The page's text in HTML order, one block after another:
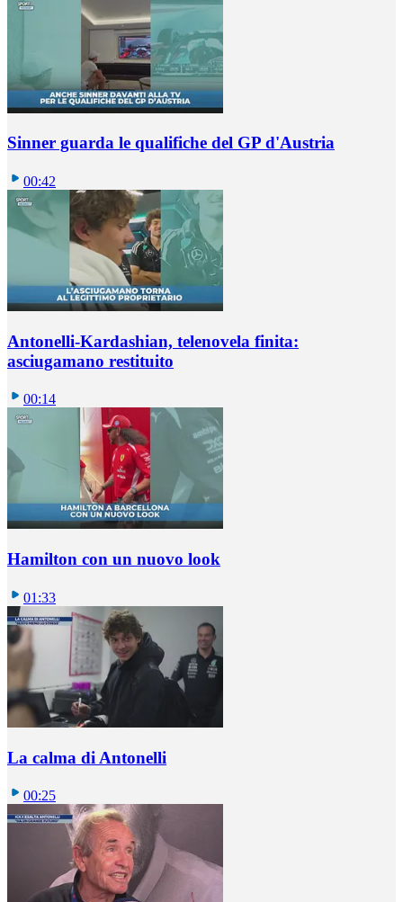
Sinner guarda le qualifiche del GP d'Austria
00:42
Antonelli-Kardashian, telenovela finita:
asciugamano restituito
00:14
Hamilton con un nuovo look
01:33
La calma di Antonelli
00:25